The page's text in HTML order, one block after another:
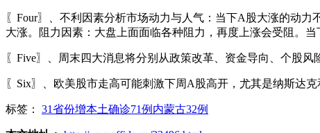
〖Four〗、不利因素分析市场动力与人气：当下A股大涨的动
大涨。阻力因素：大盘上面面临各种阻力，再度上涨会受阻。
〖Five〗、周末四大消息将分别从政策改革、资金导向、个股
〖Six〗、欧美股市走高可能刺激下周A股高开，尤其是纳斯达
标签： 31省份增本土确诊71例内蒙古32例